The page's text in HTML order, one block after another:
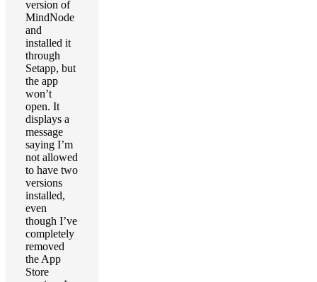
version of
MindNode
and
installed it
through
Setapp, but
the app
won’t
open. It
displays a
message
saying I’m
not allowed
to have two
versions
installed,
even
though I’ve
completely
removed
the App
Store